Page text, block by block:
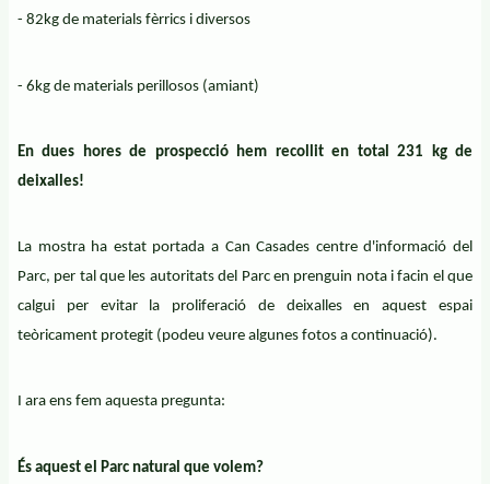
- 82kg de materials fèrrics i diversos
- 6kg de materials perillosos (amiant)
En dues hores de prospecció hem recollit en total 231 kg de
deixalles!
La mostra ha estat portada a Can Casades centre d'informació del
Parc, per tal que les autoritats del Parc en prenguin nota i facin el que
calgui per evitar la proliferació de deixalles en aquest espai
teòricament protegit (podeu veure algunes fotos a continuació).
I ara ens fem aquesta pregunta:
És aquest el Parc natural que volem?